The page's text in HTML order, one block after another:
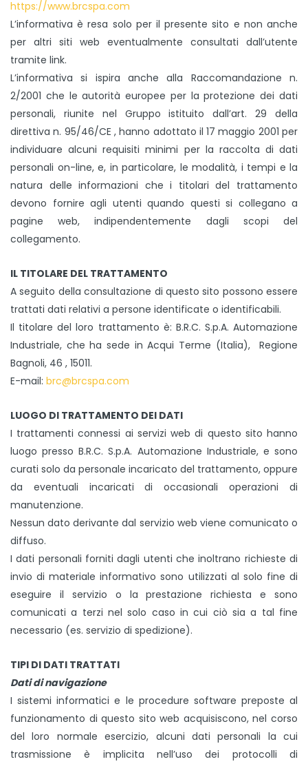
https://www.brcspa.com
L’informativa è resa solo per il presente sito e non anche
per altri siti web eventualmente consultati dall’utente
tramite link.
L’informativa si ispira anche alla Raccomandazione n.
2/2001 che le autorità europee per la protezione dei dati
personali, riunite nel Gruppo istituito dall’art. 29 della
direttiva n. 95/46/CE , hanno adottato il 17 maggio 2001 per
individuare alcuni requisiti minimi per la raccolta di dati
personali on-line, e, in particolare, le modalità, i tempi e la
natura delle informazioni che i titolari del trattamento
devono fornire agli utenti quando questi si collegano a
pagine web, indipendentemente dagli scopi del
collegamento.
IL TITOLARE DEL TRATTAMENTO
A seguito della consultazione di questo sito possono essere
trattati dati relativi a persone identificate o identificabili.
Il titolare del loro trattamento è: B.R.C. S.p.A. Automazione
Industriale, che ha sede in Acqui Terme (Italia), Regione
Bagnoli, 46 , 15011.
E-mail: brc@brcspa.com
LUOGO DI TRATTAMENTO DEI DATI
I trattamenti connessi ai servizi web di questo sito hanno
luogo presso B.R.C. S.p.A. Automazione Industriale, e sono
curati solo da personale incaricato del trattamento, oppure
da eventuali incaricati di occasionali operazioni di
manutenzione.
Nessun dato derivante dal servizio web viene comunicato o
diffuso.
I dati personali forniti dagli utenti che inoltrano richieste di
invio di materiale informativo sono utilizzati al solo fine di
eseguire il servizio o la prestazione richiesta e sono
comunicati a terzi nel solo caso in cui ciò sia a tal fine
necessario (es. servizio di spedizione).
TIPI DI DATI TRATTATI
Dati di navigazione
I sistemi informatici e le procedure software preposte al
funzionamento di questo sito web acquisiscono, nel corso
del loro normale esercizio, alcuni dati personali la cui
trasmissione è implicita nell’uso dei protocolli di